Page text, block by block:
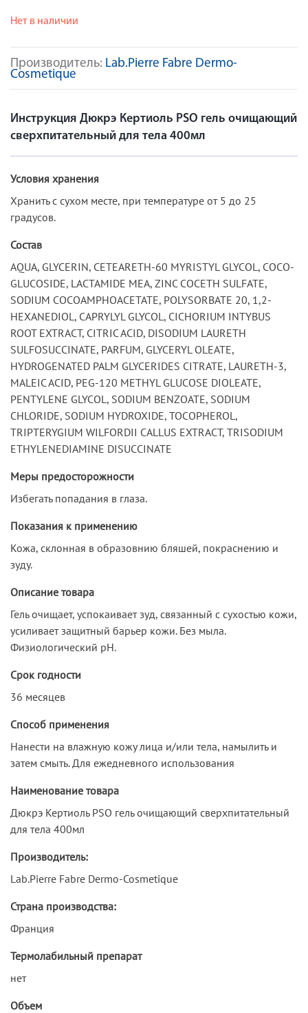
Производитель: Lab.Pierre Fabre Dermo-
Cosmetique
Нет в наличии
Инструкция Дюкрэ Кертиоль PSO гель очищающий
сверхпитательный для тела 400мл
Условия хранения
Хранить с сухом месте, при температуре от 5 до 25
градусов.
Состав
AQUA, GLYCERIN, CETEARETH-60 MYRISTYL GLYCOL, COCO-
GLUCOSIDE, LACTAMIDE MEA, ZINC COCETH SULFATE,
SODIUM COCOAMPHOACETATE, POLYSORBATE 20, 1,2-
HEXANEDIOL, CAPRYLYL GLYCOL, CICHORIUM INTYBUS
ROOT EXTRACT, CITRIC ACID, DISODIUM LAURETH
SULFOSUCCINATE, PARFUM, GLYCERYL OLEATE,
HYDROGENATED PALM GLYCERIDES CITRATE, LAURETH-3,
MALEIC ACID, PEG-120 METHYL GLUCOSE DIOLEATE,
PENTYLENE GLYCOL, SODIUM BENZOATE, SODIUM
CHLORIDE, SODIUM HYDROXIDE, TOCOPHEROL,
TRIPTERYGIUM WILFORDII CALLUS EXTRACT, TRISODIUM
ETHYLENEDIAMINE DISUCCINATE
Меры предосторожности
Избегать попадания в глаза.
Показания к применению
Кожа, склонная в образовнию бляшей, покраснению и
зуду.
Описание товара
Гель очищает, успокаивает зуд, связанный с сухостью кожи,
усиливает защитный барьер кожи. Без мыла.
Физиологический рН.
Срок годности
36 месяцев
Способ применения
Нанести на влажную кожу лица и/или тела, намылить и
затем смыть. Для ежедневного использования
Наименование товара
Дюкрэ Кертиоль PSO гель очищающий сверхпитательный
для тела 400мл
Производитель:
Lab.Pierre Fabre Dermo-Cosmetique
Страна производства:
Франция
Термолабильный препарат
нет
Объем